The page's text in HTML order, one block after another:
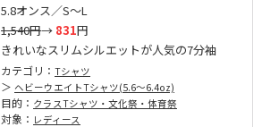
5.8オンス／S～L
1,540円→ 831円
きれいなスリムシルエットが人気の7分袖
カテゴリ： Tシャツ
ヘビーウエイトTシャツ(5.6～6.4oz)
目的： クラスTシャツ・文化祭・体育祭
対象： レディース